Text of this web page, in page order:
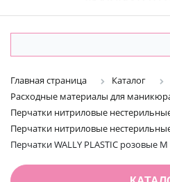
Главная страница
Каталог
Расходные материалы для
Перчатки нитриловые
Перчатки нитриловые
Перчатки WALLY PLASTIC розовые